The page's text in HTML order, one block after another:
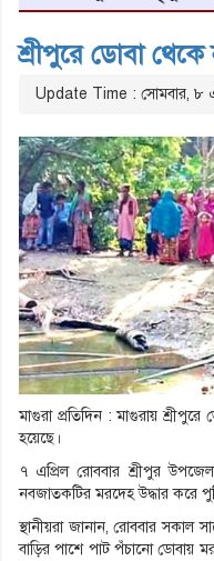
শ্রীপুরে ডোবা
Update Time : সোমবার, ৮
মাগুরা প্রতিদিন : মাগুরায়
হয়েছে।
৭ এপ্রিল রোববার শ্রীপুর
নবজাতকটির মরদেহ উদ্ধার করে
স্থানীয়রা জানান, রোববার সকাল
বাড়ির পাশে পাট পঁচানো ডোবায়